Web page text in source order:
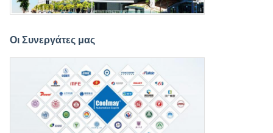
Οι Συνεργάτες μας